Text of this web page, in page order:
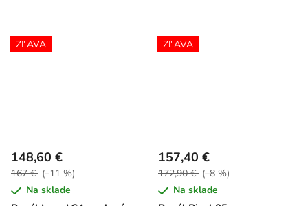
ZĽAVA
148,60 €
167 € (–11 %)
Na sklade
ZĽAVA
157,40 €
172,90 € (–8 %)
Na sklade